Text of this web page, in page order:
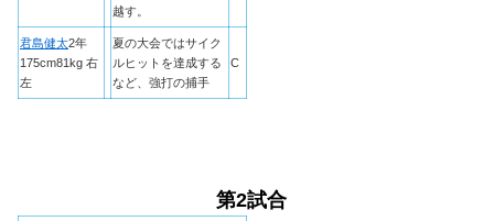
越す。
君島健太2年
175cm81kg 右
左
夏の大会ではサイク
ルヒットを達成する
など、強打の捕手
C
第2試合